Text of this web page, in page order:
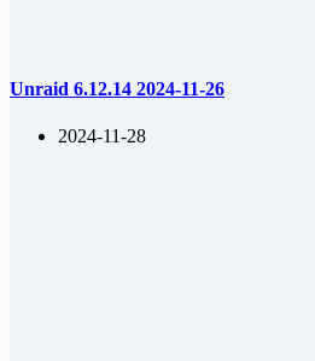
Unraid 6.12.14 2024-11-26
2024-11-28